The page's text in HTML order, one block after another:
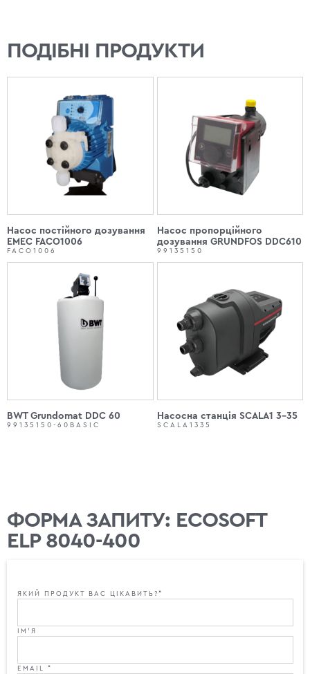
ПОДІБНІ ПРОДУКТИ
Насос постійного дозування
EMEC FACO1006
FACO1006
Насос пропорційного
дозування GRUNDFOS DDC610
99135150
BWT Grundomat DDC 60
99135150-60BASIC
Насосна станція SCALA1 3-35
SCALA1335
ФОРМА ЗАПИТУ: ECOSOFT
ELP 8040-400
ЯКИЙ ПРОДУКТ ВАС ЦІКАВИТЬ?*
ІМ'Я
EMAIL *